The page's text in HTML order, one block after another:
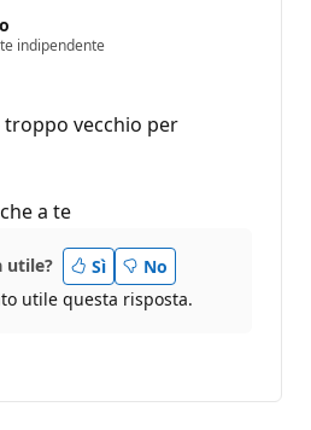
indipendente
troppo vecchio per
a te
utile? Sì
No
utile questa risposta.